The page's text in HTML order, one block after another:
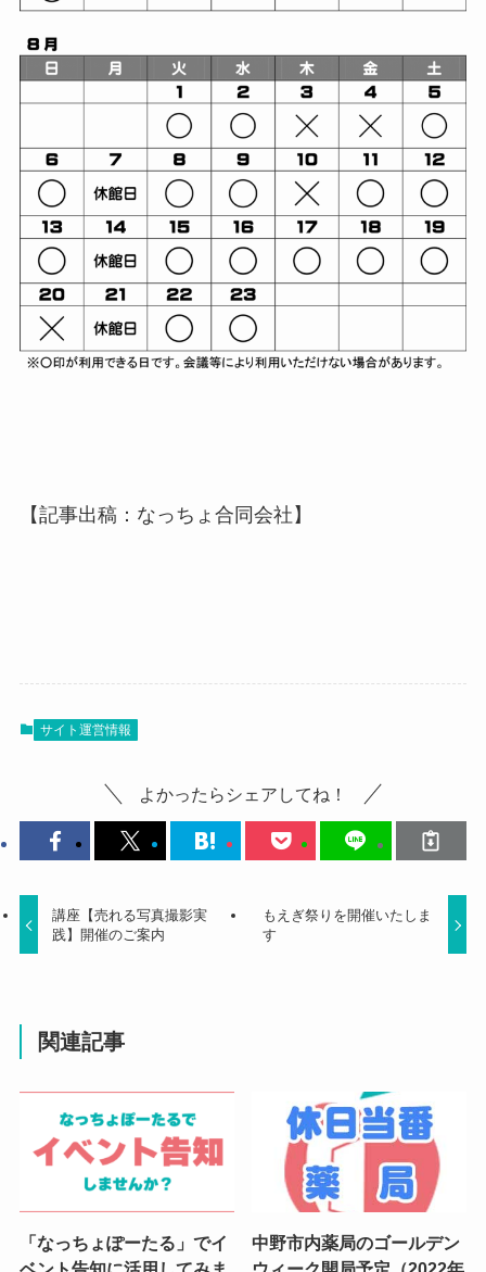
【記事出稿：なっちょ合同会社】
サイト運営情報
よかったらシェアしてね！
講座【売れる写真撮影実
践】開催のご案内
もえぎ祭りを開催いたしま
す
関連記事
「なっちょぽーたる」でイ
中野市内薬局のゴールデン